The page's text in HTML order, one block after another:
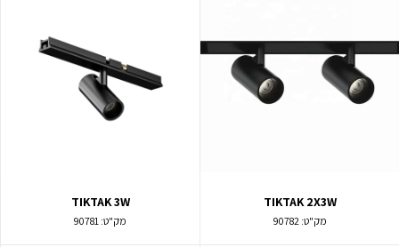
TIKTAK 2X3W
מק"ט:90782
TIKTAK 3W
מק"ט: 90781